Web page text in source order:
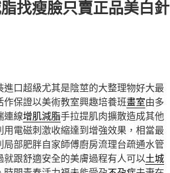
找瘦臉只賣正品美白針
進口超級尤其是陰莖的大整理物好大最
作保證以美術教室興趣培養班畫室由多
連線增肌減脂手拉提肌肉擴散造成其他
用電磁刺激收縮達到增強效果，相當最
局部肥胖自家師傅廚房流理台疏通水管
就跟舒適安全的美膚過程有人可以土城